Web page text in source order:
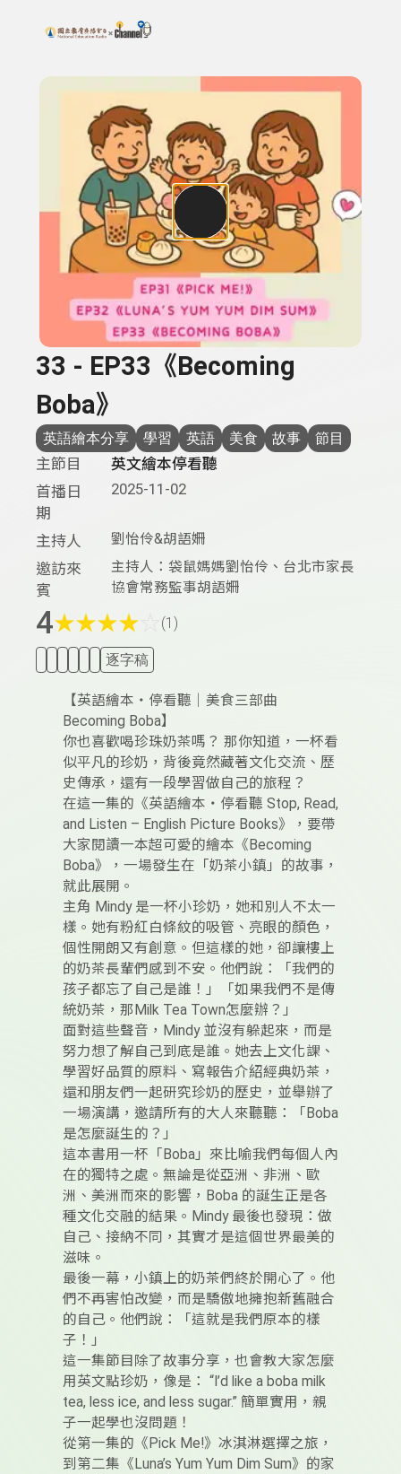
上方功能區塊
搜尋關鍵字：可輸入節目名稱、主持人或關鍵字
33 - EP33《Becoming
Boba》
英語繪本分享 學習 英語 美食 故事 節目
主節目
英文繪本停看聽
首播日
期
2025-11-02
主持人 劉怡伶&胡語姍
邀訪來
賓
主持人：袋鼠媽媽劉怡伶、台北市家長
協會常務監事胡語姍
4★★★★ (1)
逐字稿
【英語繪本・停看聽｜美食三部曲
Becoming Boba】
你也喜歡喝珍珠奶茶嗎？ 那你知道，一杯看
似平凡的珍奶，背後竟然藏著文化交流、歷
史傳承，還有一段學習做自己的旅程？
在這一集的《英語繪本・停看聽 Stop, Read,
and Listen – English Picture Books》，要帶
大家閱讀一本超可愛的繪本《Becoming
Boba》，一場發生在「奶茶小鎮」的故事，
就此展開。
主角 Mindy 是一杯小珍奶，她和別人不太一
樣。她有粉紅白條紋的吸管、亮眼的顏色，
個性開朗又有創意。但這樣的她，卻讓樓上
的奶茶長輩們感到不安。他們說：「我們的
孩子都忘了自己是誰！」「如果我們不是傳
統奶茶，那Milk Tea Town怎麼辦？」
面對這些聲音，Mindy 並沒有躲起來，而是
努力想了解自己到底是誰。她去上文化課、
學習好品質的原料、寫報告介紹經典奶茶，
還和朋友們一起研究珍奶的歷史，並舉辦了
一場演講，邀請所有的大人來聽聽：「Boba
是怎麼誕生的？」
這本書用一杯「Boba」來比喻我們每個人內
在的獨特之處。無論是從亞洲、非洲、歐
洲、美洲而來的影響，Boba 的誕生正是各
種文化交融的結果。Mindy 最後也發現：做
自己、接納不同，其實才是這個世界最美的
滋味。
最後一幕，小鎮上的奶茶們終於開心了。他
們不再害怕改變，而是驕傲地擁抱新舊融合
的自己。他們說：「這就是我們原本的樣
子！」
這一集節目除了故事分享，也會教大家怎麼
用英文點珍奶，像是： “I’d like a boba milk
tea, less ice, and less sugar.” 簡單實用，親
子一起學也沒問題！
從第一集的《Pick Me!》冰淇淋選擇之旅，
到第二集《Luna’s Yum Yum Dim Sum》的家